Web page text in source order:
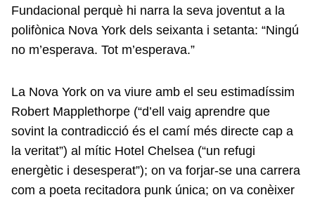
Fundacional perquè hi narra la seva joventut a la
polifònica Nova York dels seixanta i setanta: “Ningú
no m’esperava. Tot m’esperava.”
La Nova York on va viure amb el seu estimadíssim
Robert Mapplethorpe (“d’ell vaig aprendre que
sovint la contradicció és el camí més directe cap a
la veritat”) al mític Hotel Chelsea (“un refugi
energètic i desesperat”); on va forjar-se una carrera
com a poeta recitadora punk única; on va conèixer